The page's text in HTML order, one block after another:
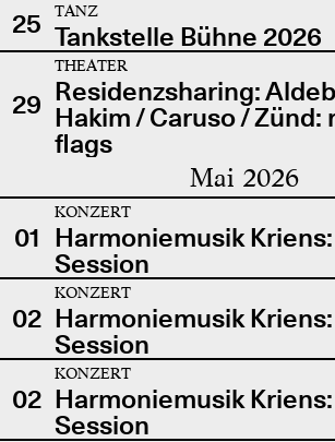
25
TANZ
Tankstelle Bühne 2026
29
THEATER
Residenzsharing:
Hakim / Caruso / Zünd:
flags
Mai 2026
01
KONZERT
Harmoniemusik
Session
02
KONZERT
Harmoniemusik
Session
02
KONZERT
Harmoniemusik
Session